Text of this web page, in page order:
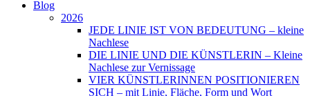
Blog
2026
JEDE LINIE IST VON BEDEUTUNG – kleine
Nachlese
DIE LINIE UND DIE KÜNSTLERIN – Kleine
Nachlese zur Vernissage
VIER KÜNSTLERINNEN POSITIONIEREN
SICH – mit Linie, Fläche, Form und Wort